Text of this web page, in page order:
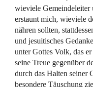
wieviele Gemeindeleiter
erstaunt mich, wieviele
nähren sollten,
und jesuitisches
unter Gottes Volk, das
seine Treue gegenüber
durch das Halten seiner
besondere Täuschung